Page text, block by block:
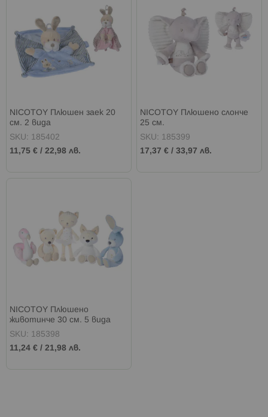
NICOTOY Плюшен заек 20
см. 2 вида
SKU: 185402
11,75 € / 22,98 лв.
NICOTOY Плюшено слонче
25 см.
SKU: 185399
17,37 € /33,97 лв.
NICOTOY Плюшено
животинче 30 см. 5 вида
SKU: 185398
11,24 € / 21,98 лв.